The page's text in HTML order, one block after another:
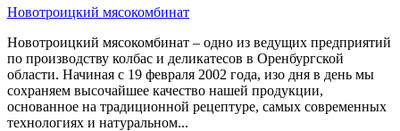
Новотроицкий мясокомбинат
Новотроицкий мясокомбинат – одно из ведущих предприятий
по производству колбас и деликатесов в Оренбургской
области. Начиная с 19 февраля 2002 года, изо дня в день мы
сохраняем высочайшее качество нашей продукции,
основанное на традиционной рецептуре, самых современных
технологиях и натуральном...